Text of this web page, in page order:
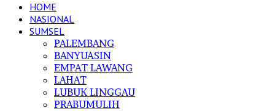
HOME
NASIONAL
SUMSEL
PALEMBANG
BANYUASIN
EMPAT LAWANG
LAHAT
LUBUK LINGGAU
PRABUMULIH